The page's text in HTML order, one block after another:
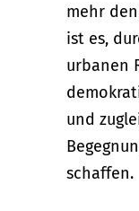
mehr
ist es,
urbanen
und
schaffen.